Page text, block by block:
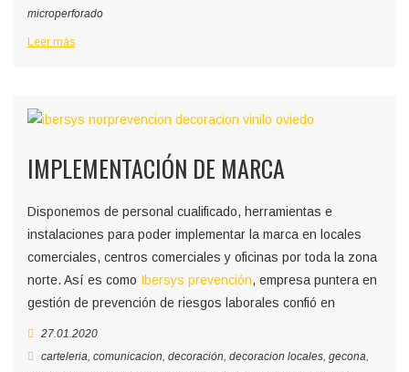
microperforado
Leer más
IMPLEMENTACIÓN DE MARCA
Disponemos de personal cualificado, herramientas e
instalaciones para poder implementar la marca en locales
comerciales, centros comerciales y oficinas por toda la zona
norte. Así es como Ibersys prevención, empresa puntera en
gestión de prevención de riesgos laborales confió en
27.01.2020
carteleria, comunicacion, decoración, decoracion locales, gecona,